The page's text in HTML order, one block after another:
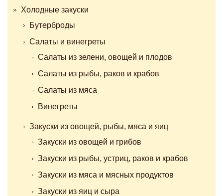
Холодные закуски
Бутерброды
Салаты и винегреты
Салаты из зелени, овощей и плодов
Салаты из рыбы, раков и крабов
Салаты из мяса
Винегреты
Закуски из овощей, рыбы, мяса и яиц
Закуски из овощей и грибов
Закуски из рыбы, устриц, раков и крабов
Закуски из мяса и мясных продуктов
Закуски из яиц и сыра